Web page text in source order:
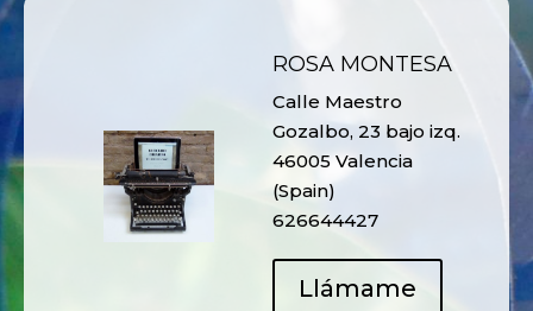
ROSA MONTESA
Calle Maestro
Gozalbo, 23 bajo izq.
46005 Valencia
(Spain)
626644427
Llámame